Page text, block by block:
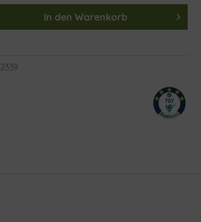
In den Warenkorb
2339